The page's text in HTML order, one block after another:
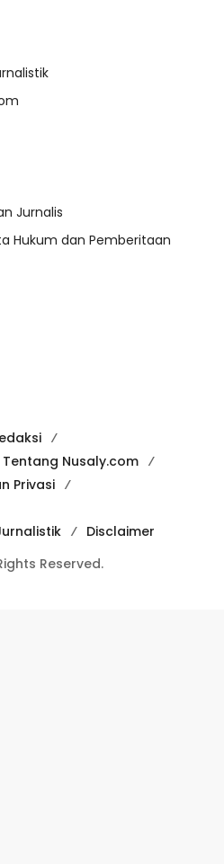
Jurnalis
Hukum dan Pemberitaan
Tentang Nusaly.com
Privasi
Disclaimer
Reserved.